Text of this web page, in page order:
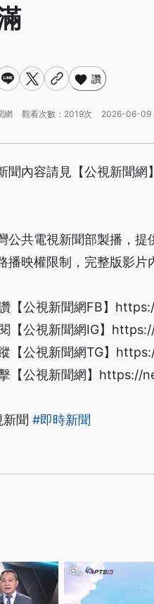
讚
網 觀看次數：2019次 2026-06-09
聞內容請見【公視新聞
公共電視新聞部製播，提
播映權限制，完整版影片
【公視新聞網FB】
【公視新聞網IG】
【公視新聞網TG】
【公視新聞網】https://
聞 #即時新聞